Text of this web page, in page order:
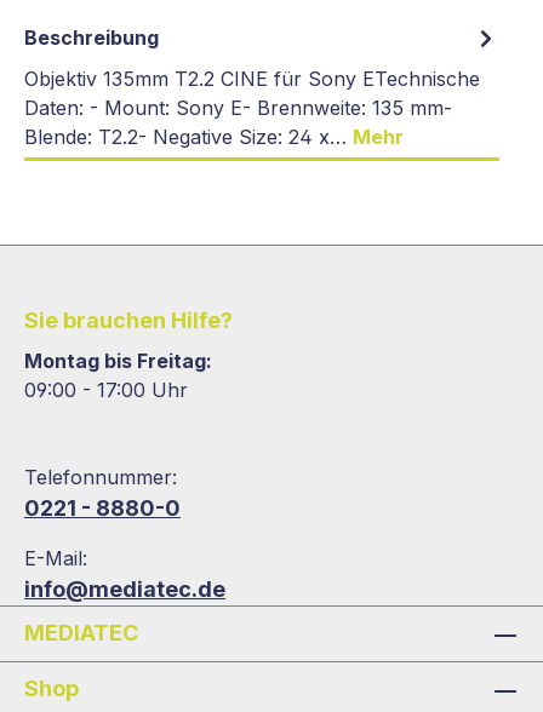
Beschreibung
Objektiv 135mm T2.2 CINE für Sony ETechnische
Daten: - Mount: Sony E- Brennweite: 135 mm-
Blende: T2.2- Negative Size: 24 x… Mehr
Sie brauchen Hilfe?
Montag bis Freitag:
09:00 - 17:00 Uhr
Telefonnummer:
0221 - 8880-0
E-Mail:
info@mediatec.de
MEDIATEC
Shop